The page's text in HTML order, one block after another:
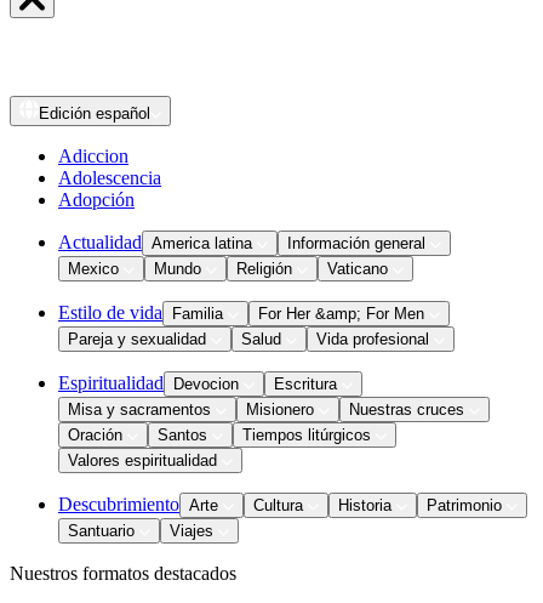
Edición español
Adiccion
Adolescencia
Adopción
Actualidad America latina
Información general
Mexico
Mundo Religión Vaticano
Estilo de vida Familia
For Her &amp; For Men
Pareja y sexualidad
Salud Vida profesional
Espiritualidad Devocion
Escritura
Misa y sacramentos
Misionero
Nuestras cruces
Oración
Santos
Tiempos litúrgicos
Valores espiritualidad
Descubrimiento Arte Cultura Historia
Patrimonio
Santuario
Viajes
Nuestros formatos destacados